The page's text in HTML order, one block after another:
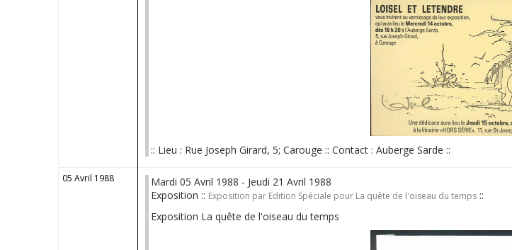
:: Lieu : Rue Joseph Girard, 5; Carouge :: Contact : Auberge Sarde ::
05 Avril 1988
Mardi 05 Avril 1988 - Jeudi 21 Avril 1988
Exposition :: Exposition par Edition Spéciale pour La quête de l'oiseau du temps ::
Exposition La quête de l'oiseau du temps